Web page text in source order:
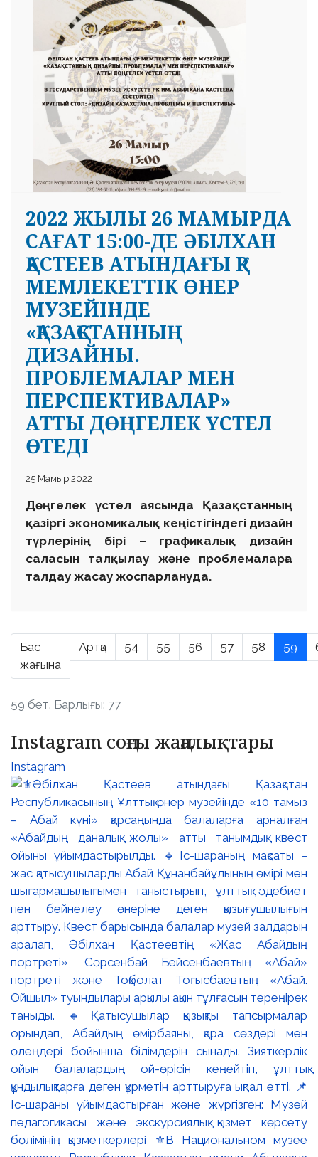
2022 ЖЫЛЫ 26 МАМЫРДА
САҒАТ 15:00-ДЕ ӘБІЛХАН
ҚАСТЕЕВ АТЫНДАҒЫ ҚР
МЕМЛЕКЕТТІК ӨНЕР
МУЗЕЙІНДЕ
«ҚАЗАҚСТАННЫҢ
ДИЗАЙНЫ.
ПРОБЛЕМАЛАР МЕН
ПЕРСПЕКТИВАЛАР»
АТТЫ ДӨҢГЕЛЕК ҮСТЕЛ
ӨТЕДІ
25 Мамыр 2022
Дөңгелек үстел аясында Қазақстанның
қазіргі экономикалық кеңістігіндегі дизайн
түрлерінің бірі – графикалық дизайн
саласын талқылау және проблемаларға
талдау жасау жоспарлануда.
Бас
жағына
Артқа 54 55 56 57 58 59
59 бет. Барлығы: 77
Instagram соңғы жаңалықтары
Instagram